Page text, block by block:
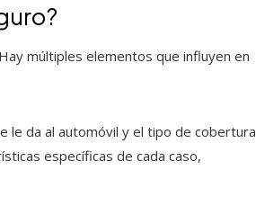
múltiples elementos que influyen en
le da al automóvil y el tipo de cobertura
específicas de cada caso,